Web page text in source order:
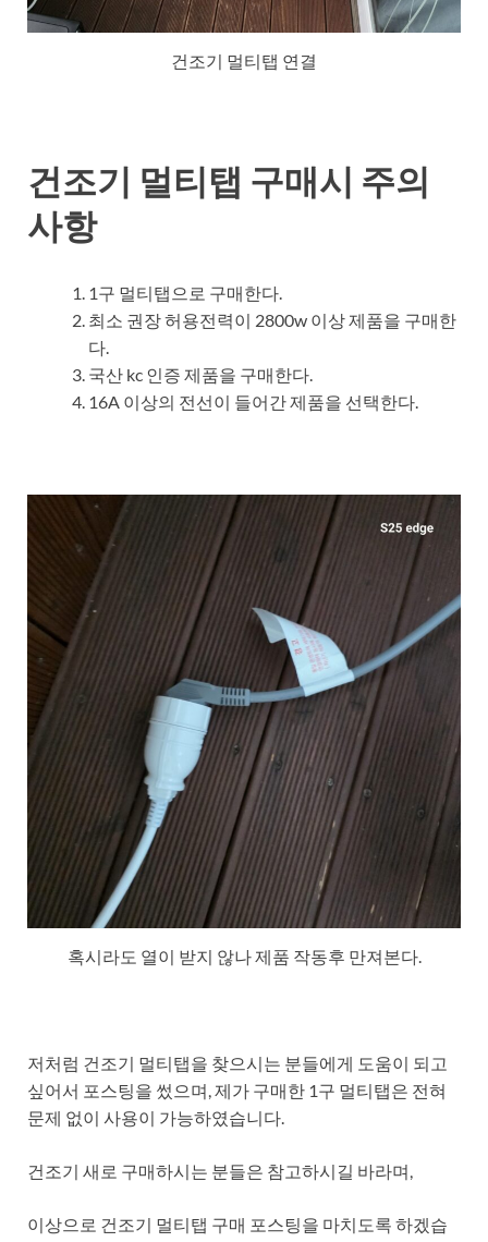
건조기 멀티탭 연결
건조기 멀티탭 구매시 주의
사항
1구 멀티탭으로 구매한다.
최소 권장 허용전력이 2800w 이상 제품을 구매한
다.
국산 kc 인증 제품을 구매한다.
16A 이상의 전선이 들어간 제품을 선택한다.
혹시라도 열이 받지 않나 제품 작동후 만져본다.
저처럼 건조기 멀티탭을 찾으시는 분들에게 도움이 되고
싶어서 포스팅을 썼으며, 제가 구매한 1구 멀티탭은 전혀
문제 없이 사용이 가능하였습니다.
건조기 새로 구매하시는 분들은 참고하시길 바라며,
이상으로 건조기 멀티탭 구매 포스팅을 마치도록 하겠습